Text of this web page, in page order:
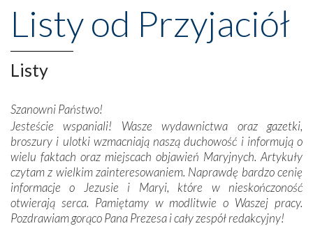
wznoszono na chwałę Bożą, na przykład – w podzięce za
Opatrznościową pomoc w wygranej bitwie o
niepodległość kraju. Zachwyt budziła potężna, a zarazem
misterna architektura tych monumentalnych dzieł,
wspaniałe zdobienia, dbałość ich twórców o detale,
budowniczych.
Podążyliśmy też śladami fatimskich wizjonerów – Łucji
dos Santos oraz świętych Hiacynty i Franciszka Marto.
Modliliśmy się przy ich grobach. Odprawiliśmy Drogę
Krzyżową w ich rodzinnych stronach, odwiedziliśmy
domy, w których żyli.
Listy od Przyjaciół
Listy
Szanowni Państwo!
Jesteście wspaniali! Wasze wydawnictwa oraz gazetki,
broszury i ulotki wzmacniają naszą duchowość i informują o
wielu faktach oraz miejscach objawień Maryjnych. Artykuły
czytam z wielkim zainteresowaniem. Naprawdę bardzo cenię
informacje o Jezusie i Maryi, które w nieskończoność
otwierają serca. Pamiętamy w modlitwie o Waszej pracy.
Pozdrawiam gorąco Pana Prezesa i cały zespół redakcyjny!